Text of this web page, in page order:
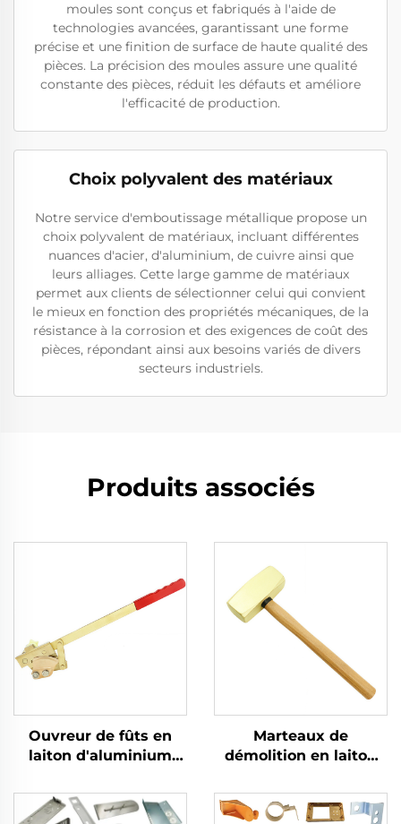
moules sont conçus et fabriqués à l'aide de
technologies avancées, garantissant une forme
précise et une finition de surface de haute qualité des
pièces. La précision des moules assure une qualité
constante des pièces, réduit les défauts et améliore
l'efficacité de production.
Choix polyvalent des matériaux
Notre service d'emboutissage métallique propose un
choix polyvalent de matériaux, incluant différentes
nuances d'acier, d'aluminium, de cuivre ainsi que
leurs alliages. Cette large gamme de matériaux
permet aux clients de sélectionner celui qui convient
le mieux en fonction des propriétés mécaniques, de la
résistance à la corrosion et des exigences de coût des
pièces, répondant ainsi aux besoins variés de divers
secteurs industriels.
Produits associés
Ouvreur de fûts en
laiton d'aluminium
liquides inflammables
dans le secteur
Marteaux de
démolition en laiton
en bois Non
étincelants Adaptés à